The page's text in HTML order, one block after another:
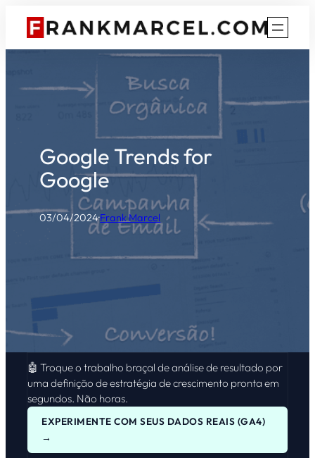
Pular
para
conteúdo
Google Trends for
Google
03/04/2024·Frank Marcel
🤖 Troque o trabalho braçal de análise de resultado por
uma definição de estratégia de crescimento pronta em
segundos. Não horas.
EXPERIMENTE COM SEUS DADOS REAIS (GA4)
→